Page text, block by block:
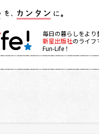
毎日の暮らしをより
新星出版社のライフ
Fun-Life！